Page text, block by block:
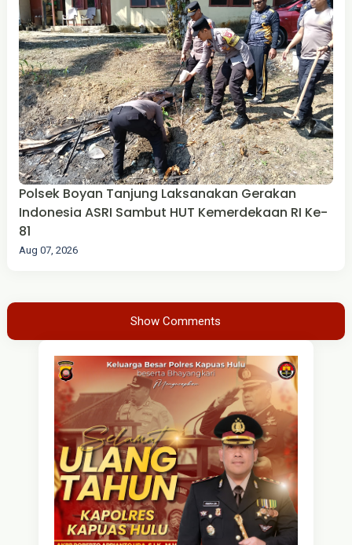
Polsek Boyan Tanjung Laksanakan Gerakan
Indonesia ASRI Sambut HUT Kemerdekaan RI Ke-
81
Aug 07, 2026
Show Comments